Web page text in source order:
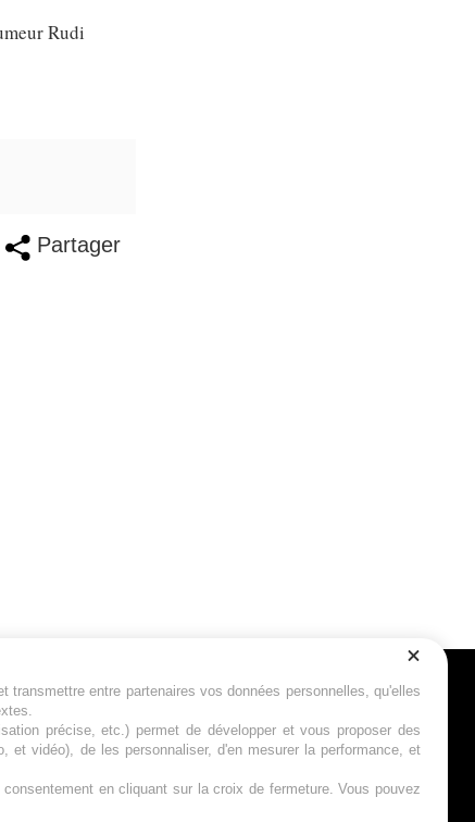
Rudi
Partager
nous
entre partenaires vos données personnelles, qu'elles
précise, etc.) permet de développer et vous proposer des
vidéo), de les personnaliser, d'en mesurer la performance, et
en cliquant sur la croix de fermeture. Vous pouvez